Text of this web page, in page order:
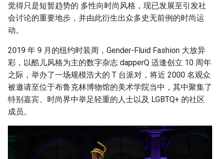
觉得只是短暂趋势的 多性向时尚风格，现已发展至引发社
会讨论的重要地步，并由此衍生出众多史无前例的时尚运
动。
2019 年 9 月的纽约时装周，Gender-Fluid Fashion 大放异
彩，以酷儿风格为主的数字杂志 dapperQ 适逢创立 10 周年
之际，举办了一场规模浩大的 T 台派对，将近 2000 名观众
被邀请至位于布鲁克林博物馆的美术学院当中，其中聚集了
特别嘉宾、时尚界中举足轻重的人士以及 LGBTQ+ 的社区
成员。